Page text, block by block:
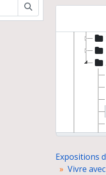
Rechercher
Expositions
Vivre